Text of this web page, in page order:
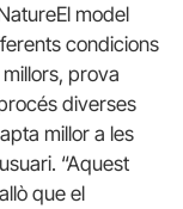
model
condicions
prova
diverses
millor a les
“Aquest
que el